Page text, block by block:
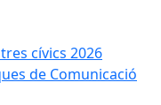
cívics 2026
de Comunicació